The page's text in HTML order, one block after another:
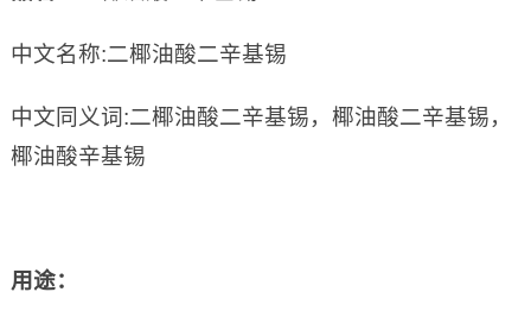
中文名称:二椰油酸二辛基锡
中文同义词:二椰油酸二辛基锡，椰油酸二辛基锡，
椰油酸辛基锡
用途：